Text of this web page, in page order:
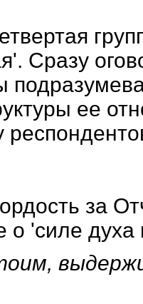
Сразу
ее
за
о 'силе духа